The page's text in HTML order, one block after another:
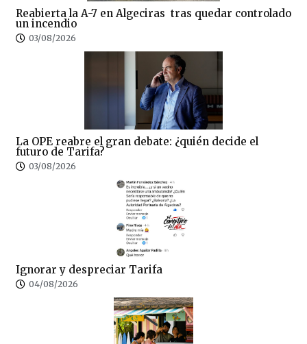
Reabierta la A-7 en Algeciras tras quedar controlado
un incendio
03/08/2026
La OPE reabre el gran debate: ¿quién decide el
futuro de Tarifa?
03/08/2026
Ignorar y despreciar Tarifa
04/08/2026